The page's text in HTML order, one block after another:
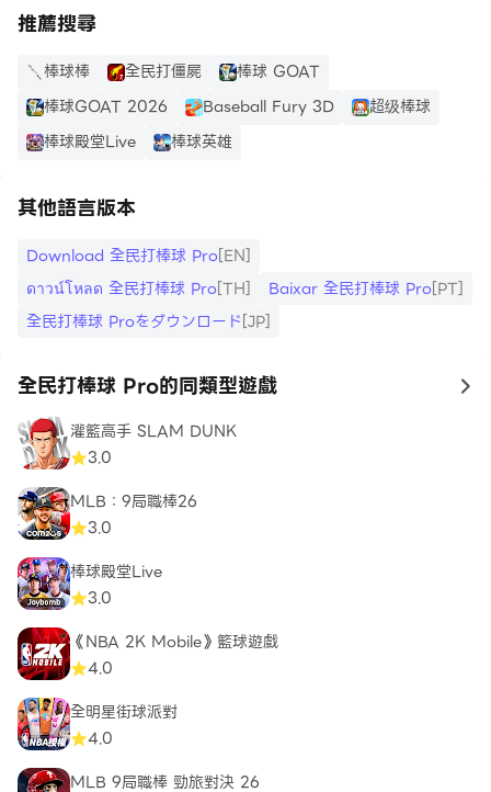
最低需求：雙核心處理器2.0 GHz、記憶體 3GB RAM以
上。
為了確保能安裝遊戲，請至少保留1GB以上儲存空間。
執行《全民打棒球 Pro》時，建議在訊號接收、網路穩定
的環境下進行遊戲！
官方粉絲團：https://www.facebook.com/twbbm3
https://member.joybomb.com.tw/Service/List
依遊戲軟體分級管理辦法，此軟體為普遍級。
種類可能有額外的費用
國民運動手遊！ - 《全民打棒球 Pro》
推薦搜尋
棒球棒 全民打僵屍
棒球 GOAT
棒球GOAT 2026
Baseball Fury 3D
超级棒球
棒球殿堂Live
棒球英雄
其他語言版本
Download 全民打棒球 Pro[EN]
ดาวน์โหลด 全民打棒球 Pro[TH] Baixar 全民打棒球 Pro[PT]
全民打棒球 Proをダウンロード[JP]
全民打棒球 Pro的同類型遊戲 to
灌籃高手 SLAM DUNK
3.0
MLB：9局職棒26
3.0
棒球殿堂Live
3.0
《NBA 2K Mobile》籃球遊戲
4.0
全明星街球派對
4.0
MLB 9局職棒 勁旅對決 26